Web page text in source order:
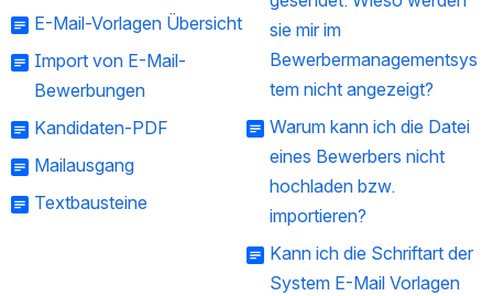
E-Mail-Vorlagen Übersicht
Import von E-Mail-
Bewerbungen
Kandidaten-PDF
Mailausgang
Textbausteine
sie mir im
Bewerbermanagementsys
tem nicht angezeigt?
Warum kann ich die Datei
eines Bewerbers nicht
hochladen bzw.
importieren?
Kann ich die Schriftart der
System E-Mail Vorlagen